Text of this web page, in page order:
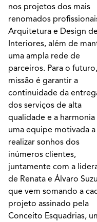
nos projetos dos mais
renomados
Arquitetura e Design de
Interiores, além de
uma ampla rede de
parceiros. Para o
missão é garantir a
continuidade da
dos serviços de alta
qualidade e a harmonia
uma equipe motivada a
realizar sonhos dos
inúmeros clientes,
juntamente com a
de Renata e Álvaro
que vem somando a
projeto assinado pela
Conceito Esquadrias,